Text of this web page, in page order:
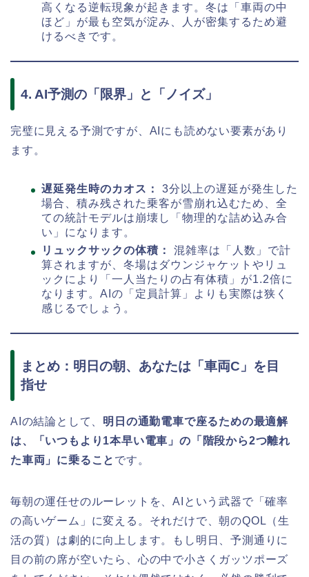
高くなる逆転現象が起きます。冬は「車両の中
ほど」が最も空気が淀み、人が密集するため避
けるべきです。
4. AI予測の「限界」と「ノイズ」
完璧に見える予測ですが、AIにも読めない要素があり
ます。
遅延発生時のカオス：
3分以上の遅延が発生した
場合、積み残された乗客が雪崩れ込むため、全
ての統計モデルは崩壊し「物理的な詰め込み合
い」になります。
リュックサックの体積：
混雑率は「人数」で計
算されますが、冬場はダウンジャケットやリュ
ックにより「一人当たりの占有体積」が1.2倍に
なります。AIの「定員計算」よりも実際は狭く
感じるでしょう。
まとめ：明日の朝、あなたは「車両C」を目
指せ
AIの結論として、 明日の通勤電車で座るための最適解
は、「いつもより1本早い電車」の「階段から2つ離れ
た車両」に乗ること です。
毎朝の運任せのルーレットを、AIという武器で「確率
の高いゲーム」に変える。それだけで、朝のQOL（生
活の質）は劇的に向上します。もし明日、予測通りに
目の前の席が空いたら、心の中で小さくガッツポーズ